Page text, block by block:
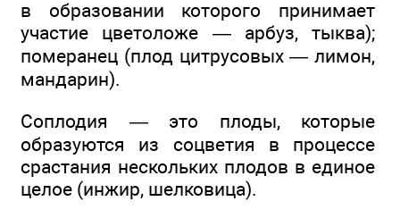
в образовании которого принимает
участие цветоложе — арбуз, тыква);
померанец (плод цитрусовых — лимон,
мандарин).
Соплодия — это плоды, которые
образуются из соцветия в процессе
срастания нескольких плодов в единое
целое (инжир, шелковица).